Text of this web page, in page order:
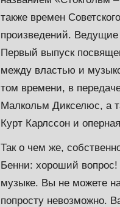
также времен
произведений.
Первый выпуск
между властью и
том времени, в
Малкольм Дикселюс, а
Курт Карлссон и
Так о чем же,
Бенни: хороший вопрос!
музыке. Вы не можете
попросту невозможно.